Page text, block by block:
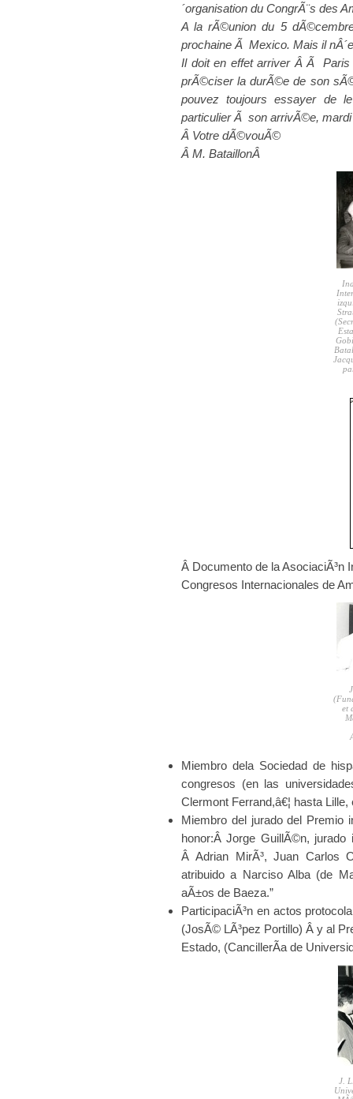
´organisation du CongrÃ¨s des
A la rÃ©union du 5
prochaine Ã Mexico. Mais il
Il doit en effet arriver Â Ã Paris
prÃ©ciser la durÃ©e de son
pouvez toujours essayer de
particulier Ã son arrivÃ©e, mardi
Â Votre dÃ©vouÃ©
Â M. BataillonÂ
Â Documento de la AsociaciÃ³n
Congresos Internacionales de
et
Miembro dela Sociedad de
congresos (en las
Clermont Ferrand,â€¦ hasta Lille,
Miembro del jurado del Premio
honor:Â Jorge GuillÃ©n,
Â Adrian MirÃ³, Juan Carlos
atribuido a Narciso Alba (de
aÃ±os de Baeza.”
ParticipaciÃ³n en actos
(JosÃ© LÃ³pez Portillo) Â y al
Estado, (CancillerÃ­a de
J.